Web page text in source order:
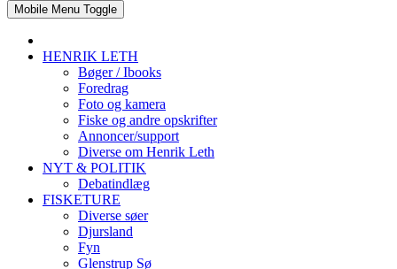
Mobile Menu Toggle
HENRIK LETH
Bøger / Ibooks
Foredrag
Foto og kamera
Fiske og andre opskrifter
Annoncer/support
Diverse om Henrik Leth
NYT & POLITIK
Debatindlæg
FISKETURE
Diverse søer
Djursland
Fyn
Glenstrup Sø